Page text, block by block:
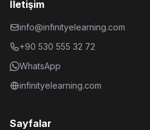
İletişim
info@infinityelearning.com
+90 530 555 32 72
WhatsApp
infinityelearning.com
Sayfalar